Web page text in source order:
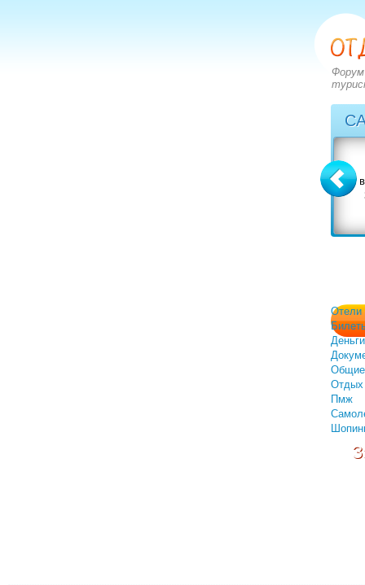
вопросов: 2828
Отели
Деньги
Общие
Отдых
Пмж